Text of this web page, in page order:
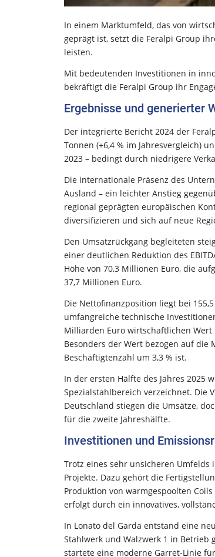
In einem Marktumfeld, das von
geprägt ist, setzt die Feralpi Group
leisten.
Mit bedeutenden Investitionen in
bekräftigt die Feralpi Group ihr
Ergebnisse und generierter
Der integrierte Bericht 2024 der
Tonnen (+6,4 % im Jahresvergleich)
2023 – bedingt durch niedrigere
Die internationale Präsenz des
Ausland – ein leichter Anstieg
regional geprägten europäischen
diversifizieren und sich auf neue
Den Umsatzrückgang begleiteten
einer deutlichen Reduktion des
Höhe von 70,3 Millionen Euro, die
37,7 Millionen Euro.
Die Nettofinanzposition liegt bei
umfangreiche technische
Milliarden Euro wirtschaftlichen Wert
Besonders der Wert bezogen auf
Beschäftigtenzahl um 3,3 % ist.
In der ersten Hälfte des Jahres 2025
Spezialstahlbereich verzeichnet. Die
Deutschland stiegen die Umsätze,
für die zweite Jahreshälfte.
Investitionen und
Trotz eines sehr unsicheren Umfelds
Projekte. Dazu gehört die
Produktion von warmgespoolten
erfolgt durch ein innovatives,
In Lonato del Garda entstand eine
Stahlwerk und Walzwerk 1 in Betrieb
startete eine moderne Garret-Linie